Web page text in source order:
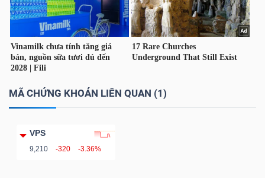
MÃ CHỨNG KHOÁN LIÊN QUAN (1)
VPS
9,210 -320 -3.36%
YẾU
DÙNG
THIẾT